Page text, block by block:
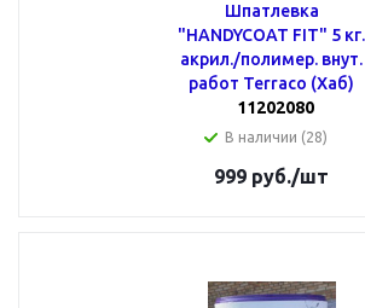
Шпатлевка
"HANDYCOAT FIT" 5 кг.
акрил./полимер. внут.
работ Terraco (Хаб)
11202080
В наличии (28)
999 руб./шт